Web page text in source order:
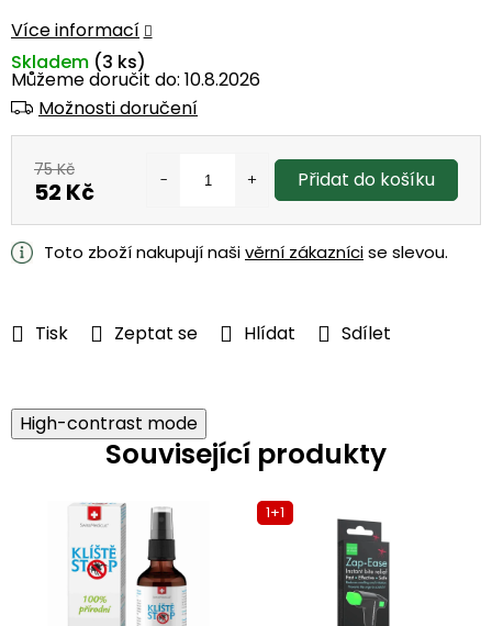
Více informací
Tisk Zeptat se Hlídat Sdílet
Můžeme doručit do: 10.8.2026
Možnosti doručení
Skladem (3 ks)
75 Kč
52 Kč Přidat do košíku
Toto zboží nakupují našivěrní zákaznícise slevou.
High-contrast mode
Související produkty
1+1